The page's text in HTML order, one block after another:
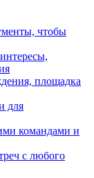
чтобы
площадка
для
командами и
с любого